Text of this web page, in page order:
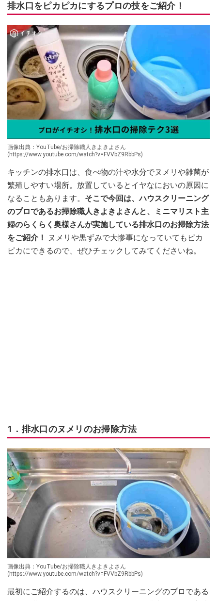
排水口をピカピカにするプロの技をご紹介！
画像出典：YouTube/お掃除職人きよきよさん
(https://www.youtube.com/watch?v=FVVbZ9RbbPs)
キッチンの排水口は、食べ物の汁や水分でヌメリや雑菌が
繁殖しやすい場所。放置しているとイヤなにおいの原因に
なることもあります。 そこで今回は、ハウスクリーニング
のプロであるお掃除職人きよきよさんと、ミニマリスト主
婦のらくらく奥様さんが実施している排水口のお掃除方法
をご紹介！
ヌメリや黒ずみで大惨事になっていてもピカ
ピカにできるので、ぜひチェックしてみてくださいね。
1．排水口のヌメリのお掃除方法
画像出典：YouTube/お掃除職人きよきよさん
(https://www.youtube.com/watch?v=FVVbZ9RbbPs)
最初にご紹介するのは、ハウスクリーニングのプロである